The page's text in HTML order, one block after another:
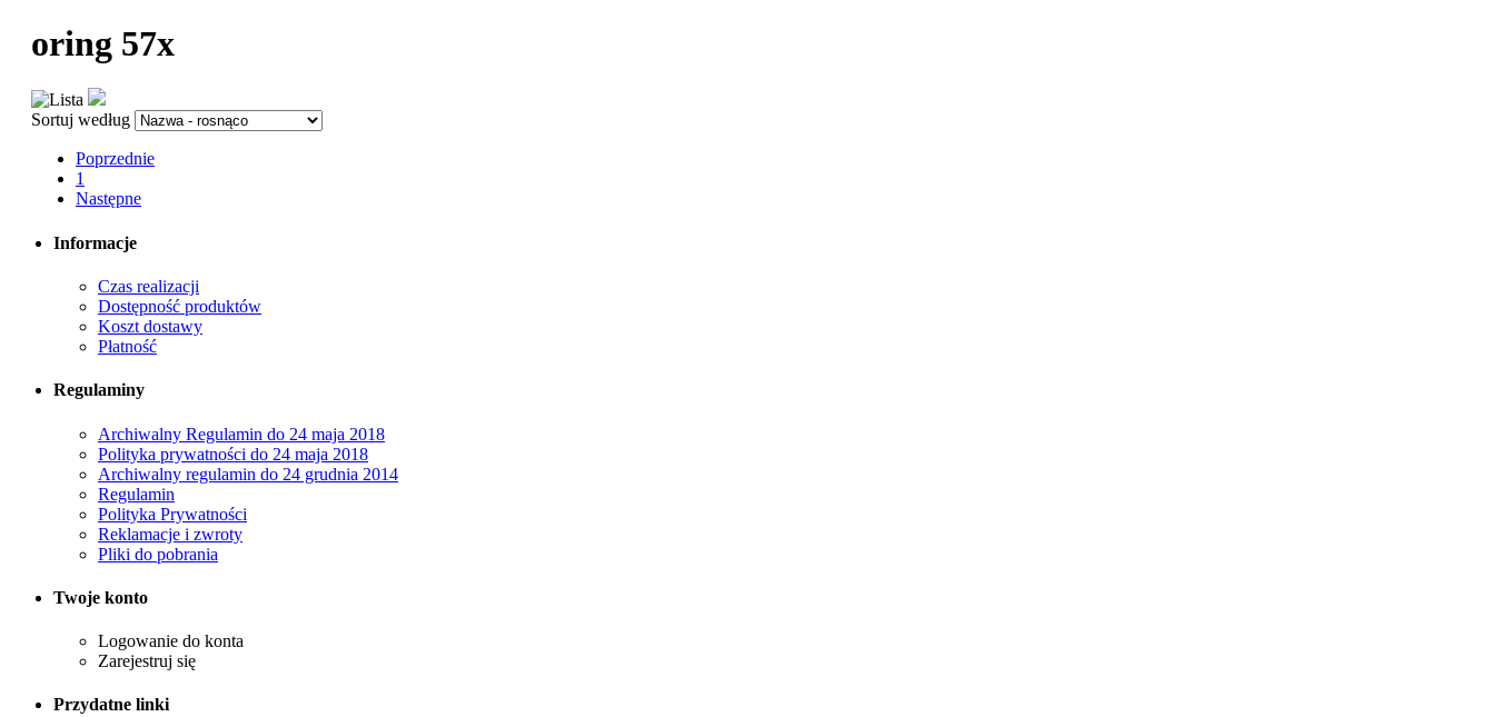
oring 57x
Sortuj według
Poprzednie
1
Następne
Informacje
Czas realizacji
Dostępność produktów
Koszt dostawy
Płatność
Regulaminy
Archiwalny Regulamin do 24 maja 2018
Polityka prywatności do 24 maja 2018
Archiwalny regulamin do 24 grudnia 2014
Regulamin
Polityka Prywatności
Reklamacje i zwroty
Pliki do pobrania
Twoje konto
Logowanie do konta
Zarejestruj się
Przydatne linki